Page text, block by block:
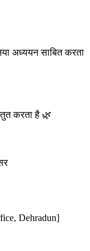
अध्ययन साबित करता
करता है 🌿
Dehradun]